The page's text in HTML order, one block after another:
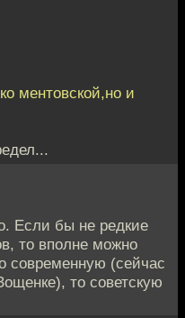
ментовской,но и
Если бы не редкие
то вполне можно
современную (сейчас
то советскую